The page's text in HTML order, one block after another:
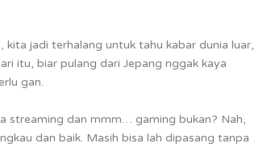
jadi terhalang untuk tahu kabar dunia luar,
itu, biar pulang dari Jepang nggak kaya
gan.
streaming dan mmm… gaming bukan? Nah,
dan baik. Masih bisa lah dipasang tanpa